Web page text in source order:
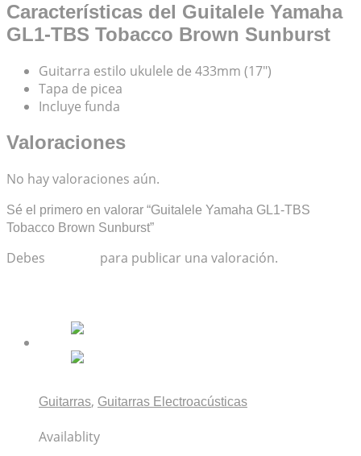
Características del Guitalele Yamaha
GL1-TBS Tobacco Brown Sunburst
Guitarra estilo ukulele de 433mm (17″)
Tapa de picea
Incluye funda
Valoraciones
No hay valoraciones aún.
Sé el primero en valorar “Guitalele Yamaha GL1-TBS
Tobacco Brown Sunburst”
Debes para publicar una valoración.
Guitarras, Guitarras Electroacústicas
Availablity